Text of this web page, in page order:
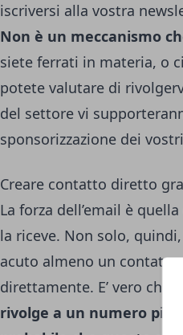
iscriversi alla vostra
Non è un meccanismo
siete ferrati in materia, o
potete valutare di
del settore vi
sponsorizzazione dei
Creare contatto diretto
La forza dell’email è
la riceve. Non solo,
acuto almeno un
direttamente. E’ vero
rivolge a un numero più